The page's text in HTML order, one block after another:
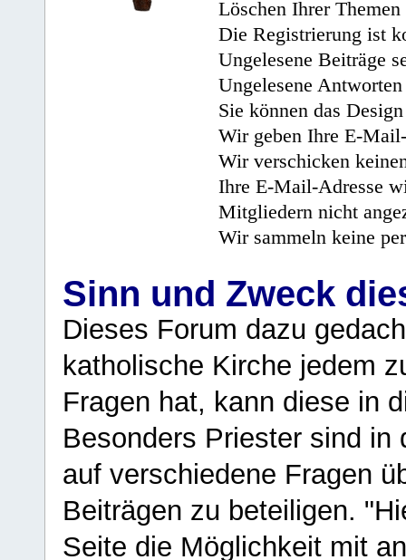
Löschen Ihrer
Die Registrierung ist
Ungelesene Beiträge
Ungelesene
Sie können das
Wir geben Ihre E-
Wir verschicken
Ihre E-Mail-Adresse
Mitgliedern nicht
Wir sammeln keine
Sinn und Zweck
Dieses Forum dazu
katholische Kirche jedem
Fragen hat, kann diese in
Besonders Priester sind in
auf verschiedene Fragen
Beiträgen zu beteiligen.
Seite die Möglichkeit mit